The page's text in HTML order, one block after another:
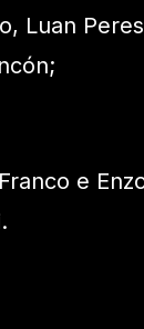
Luan Peres
e